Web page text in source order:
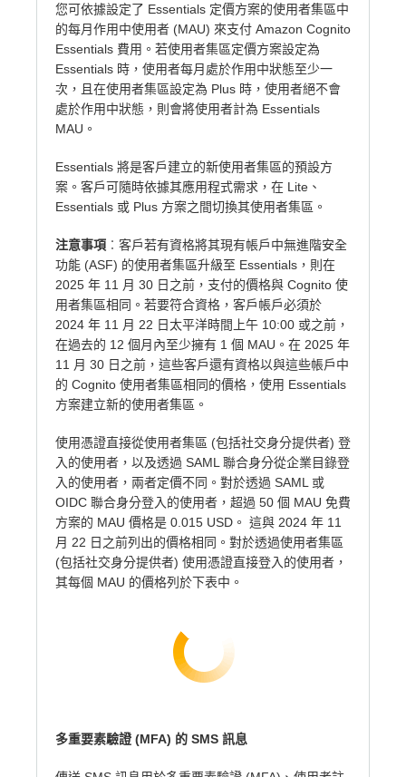
您可依據設定了 Essentials 定價方案的使用者集區中
的每月作用中使用者 (MAU) 來支付 Amazon Cognito
Essentials 費用。若使用者集區定價方案設定為
Essentials 時，使用者每月處於作用中狀態至少一
次，且在使用者集區設定為 Plus 時，使用者絕不會
處於作用中狀態，則會將使用者計為 Essentials
MAU。
Essentials 將是客戶建立的新使用者集區的預設方
案。客戶可隨時依據其應用程式需求，在 Lite、
Essentials 或 Plus 方案之間切換其使用者集區。
注意事項 ︰客戶若有資格將其現有帳戶中無進階安全
功能 (ASF) 的使用者集區升級至 Essentials，則在
2025 年 11 月 30 日之前，支付的價格與 Cognito 使
用者集區相同。若要符合資格，客戶帳戶必須於
2024 年 11 月 22 日太平洋時間上午 10:00 或之前，
在過去的 12 個月內至少擁有 1 個 MAU。在 2025 年
11 月 30 日之前，這些客戶還有資格以與這些帳戶中
的 Cognito 使用者集區相同的價格，使用 Essentials
方案建立新的使用者集區。
使用憑證直接從使用者集區 (包括社交身分提供者) 登
入的使用者，以及透過 SAML 聯合身分從企業目錄登
入的使用者，兩者定價不同。對於透過 SAML 或
OIDC 聯合身分登入的使用者，超過 50 個 MAU 免費
方案的 MAU 價格是 0.015 USD。 這與 2024 年 11
月 22 日之前列出的價格相同。對於透過使用者集區
(包括社交身分提供者) 使用憑證直接登入的使用者，
其每個 MAU 的價格列於下表中。
多重要素驗證 (MFA) 的 SMS 訊息